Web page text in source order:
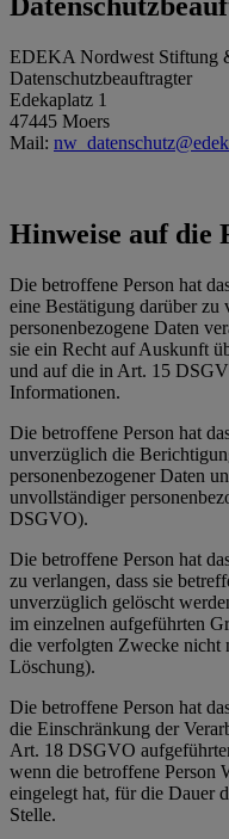
EDEKA Nordwest Stiftung
Datenschutzbeauftragter
Edekaplatz 1
47445 Moers
Mail:
Hinweise auf die
Die betroffene Person hat
eine Bestätigung darüber zu
personenbezogene Daten
sie ein Recht auf Auskunft
und auf die in Art. 15
Informationen.
Die betroffene Person hat
unverzüglich die
personenbezogener Daten
unvollständiger
DSGVO).
Die betroffene Person hat
zu verlangen, dass sie
unverzüglich gelöscht
im einzelnen aufgeführten
die verfolgten Zwecke nicht
Löschung).
Die betroffene Person hat
die Einschränkung der
Art. 18 DSGVO
wenn die betroffene Person
eingelegt hat, für die Dauer
Stelle.